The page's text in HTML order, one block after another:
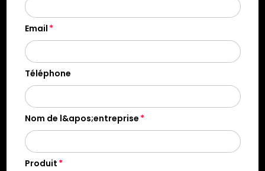
Email
Téléphone
Nom de l&apos;entreprise
Produit